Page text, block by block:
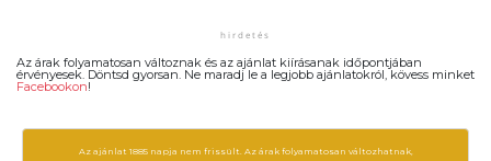
Az árak folyamatosan változnak és az ajánlat kiírásanak időpontjában
érvényesek. Döntsd gyorsan. Ne maradj le a legjobb ajánlatokról, kövess minket
Facebookon!
Az ajánlat 1885 napja nem frissült. Az árak folyamatosan változhatnak,